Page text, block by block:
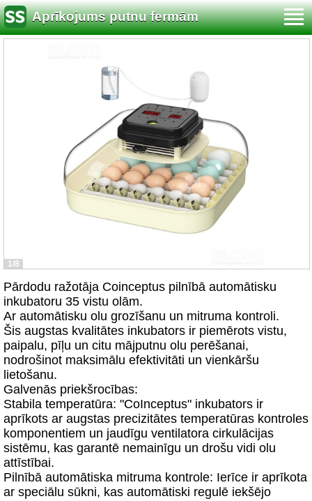
Aprīkojums putnu fermām
1/8
Pārdodu ražotāja Coinceptus pilnībā automātisku
inkubatoru 35 vistu olām.
Ar automātisku olu grozīšanu un mitruma kontroli.
Šis augstas kvalitātes inkubators ir piemērots vistu,
paipalu, pīļu un citu mājputnu olu perēšanai,
nodrošinot maksimālu efektivitāti un vienkāršu
lietošanu.
Galvenās priekšrocības:
Stabila temperatūra: "CoInceptus" inkubators ir
aprīkots ar augstas precizitātes temperatūras kontroles
komponentiem un jaudīgu ventilatora cirkulācijas
sistēmu, kas garantē nemainīgu un drošu vidi olu
attīstībai.
Pilnībā automātiska mitruma kontrole: Ierīce ir aprīkota
ar speciālu sūkni, kas automātiski regulē iekšējo